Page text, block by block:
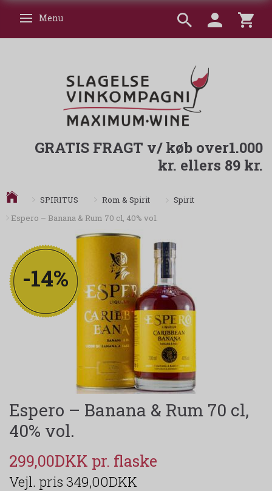
Skifte navigation
Menu
GRATIS FRAGT v/ køb over1.000
kr. ellers 89 kr.
SPIRITUS Rom & Spirit
Spirit
Espero – Banana & Rum 70 cl, 40% vol.
-14%
Espero – Banana & Rum 70 cl,
40% vol.
299,00DKK
349,00DKK